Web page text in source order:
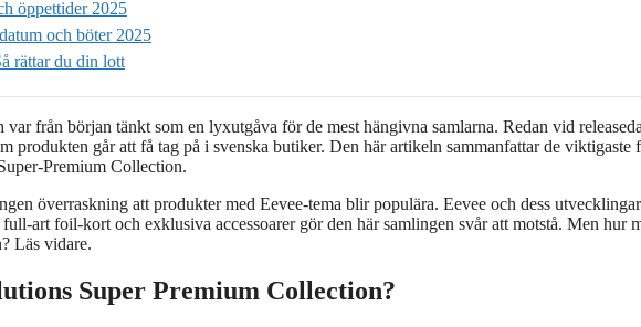
öppettider 2025
och böter 2025
rättar du din lott
från början tänkt som en lyxutgåva för de mest hängivna samlarna. Redan vid
produkten går att få tag på i svenska butiker. Den här artikeln sammanfattar de viktigaste
Collection.
överraskning att produkter med Eevee‑tema blir populära. Eevee och dess
foil‑kort och exklusiva accessoarer gör den här samlingen svår att motstå. Men hur
Läs vidare.
Super Premium Collection?